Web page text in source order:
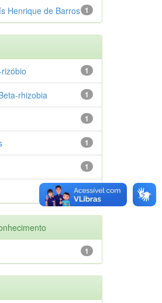
1
Henrique de Barros
1
1
rhizobia
1
1
1
1
1